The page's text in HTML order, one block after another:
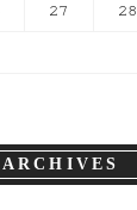
27 28
ARCHIVES